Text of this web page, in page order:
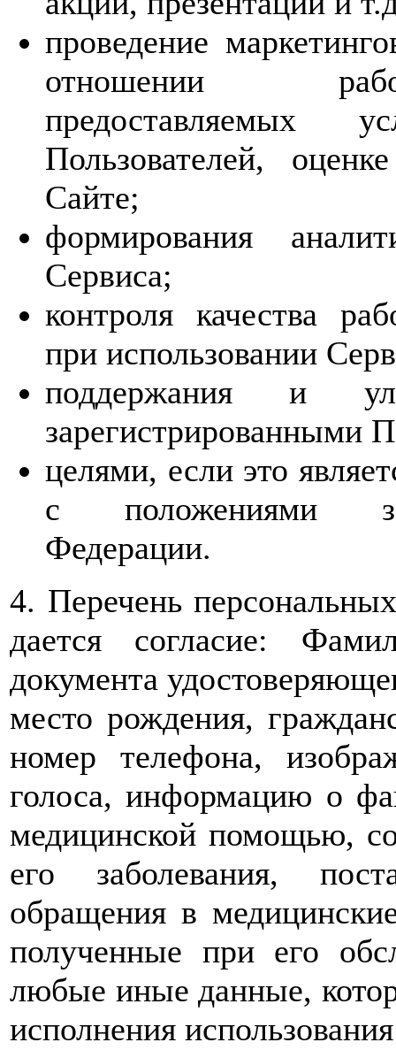
проведение
отношении
предоставляемых
Пользователей,
Сайте;
формирования
Сервиса;
контроля качества
при использовании
поддержания и
зарегистрированными
целями, если это
с положениями
Федерации.
4. Перечень
дается согласие:
документа
место рождения,
номер телефона,
голоса, информацию о
медицинской помощью,
его заболевания,
обращения в
полученные при его
любые иные данные,
исполнения